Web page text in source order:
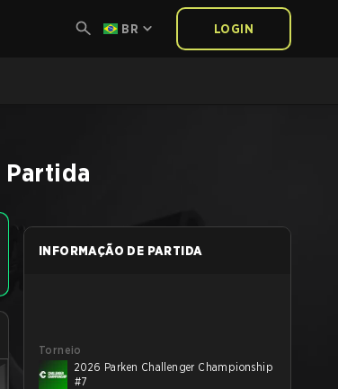
BR LOGIN
Partida
INFORMAÇÃO DE PARTIDA
Torneio
2026 Parken Challenger Championship
#7